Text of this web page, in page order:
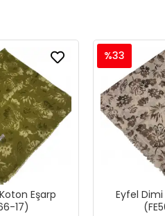
Eşarp
17)
Eyfel
%33